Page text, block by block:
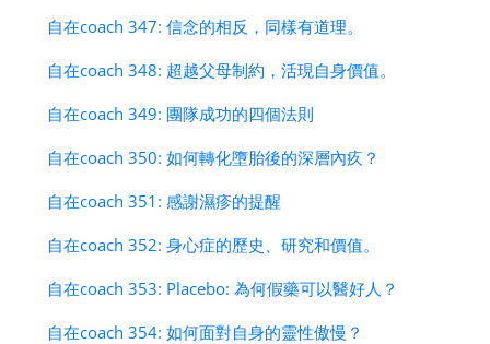
自在coach 347: 信念的相反，同樣有道理。
自在coach 348: 超越父母制約，活現自身價值。
自在coach 349: 團隊成功的四個法則
自在coach 350: 如何轉化墮胎後的深層內疚？
自在coach 351: 感謝濕疹的提醒
自在coach 352: 身心症的歷史、研究和價值。
自在coach 353: Placebo: 為何假藥可以醫好人？
自在coach 354: 如何面對自身的靈性傲慢？